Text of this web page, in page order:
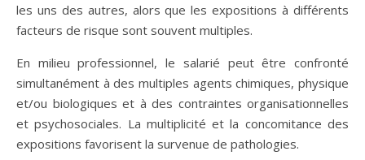
les uns des autres, alors que les expositions à différents
facteurs de risque sont souvent multiples.
En milieu professionnel, le salarié peut être confronté
simultanément à des multiples agents chimiques, physique
et/ou biologiques et à des contraintes organisationnelles
et psychosociales. La multiplicité et la concomitance des
expositions favorisent la survenue de pathologies.